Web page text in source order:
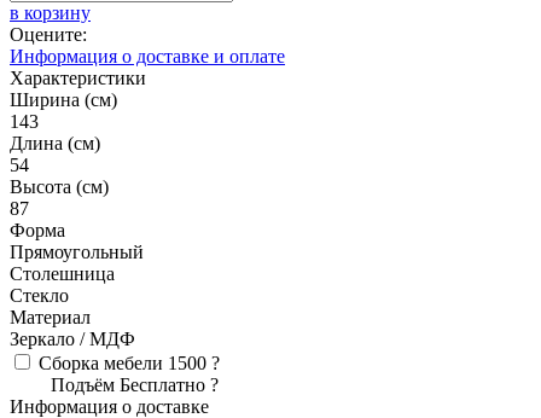
в корзину
Оцените:
Информация о доставке и оплате
Характеристики
Ширина (см)
143
Длина (см)
54
Высота (см)
87
Форма
Прямоугольный
Столешница
Стекло
Материал
Зеркало / МДФ
Сборка мебели 1500 ?
Подъём Бесплатно ?
Информация о доставке